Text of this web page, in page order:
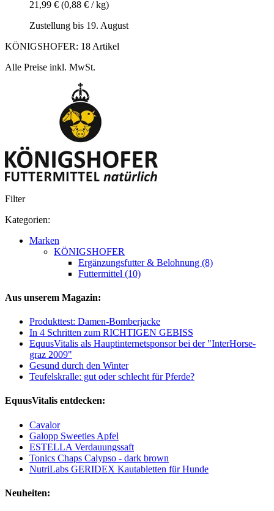
21,99 € (0,88 € / kg)
Zustellung bis 19. August
KÖNIGSHOFER: 18 Artikel
Alle Preise inkl. MwSt.
Filter
Kategorien:
Marken
KÖNIGSHOFER
Ergänzungsfutter & Belohnung (8)
Futtermittel (10)
Aus unserem Magazin:
Produkttest: Damen-Bomberjacke
In 4 Schritten zum RICHTIGEN GEBISS
EquusVitalis als Hauptinternetsponsor bei der "InterHorse-
graz 2009"
Gesund durch den Winter
Teufelskralle: gut oder schlecht für Pferde?
EquusVitalis entdecken:
Cavalor
Galopp Sweeties Apfel
ESTELLA Verdauungssaft
Tonics Chaps Calypso - dark brown
NutriLabs GERIDEX Kautabletten für Hunde
Neuheiten: